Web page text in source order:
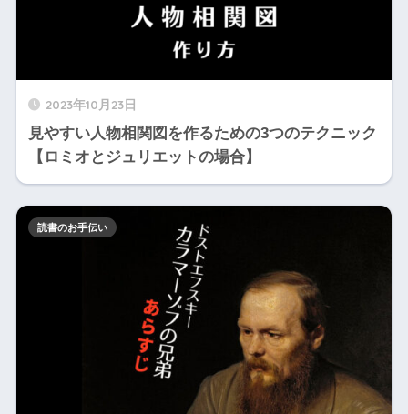
2023年10月23日
見やすい人物相関図を作るための3つのテクニック
【ロミオとジュリエットの場合】
読書のお手伝い